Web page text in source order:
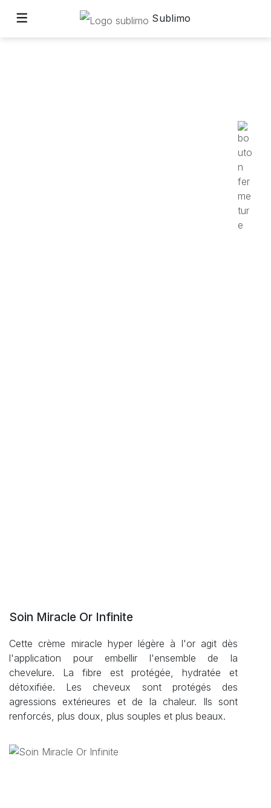
Sublimo
Soin Miracle Or Infinite
Cette crème miracle hyper légère à l'or agit dès
l'application pour embellir l'ensemble de la
chevelure. La fibre est protégée, hydratée et
détoxifiée. Les cheveux sont protégés des
agressions extérieures et de la chaleur. Ils sont
renforcés, plus doux, plus souples et plus beaux.